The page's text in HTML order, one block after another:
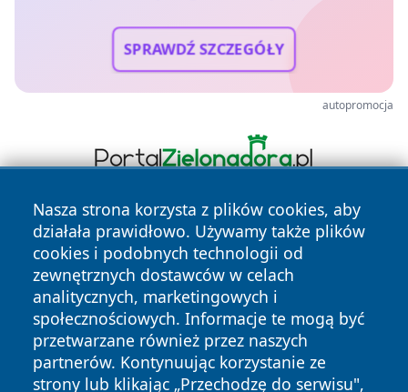
SPRAWDŹ SZCZEGÓŁY
autopromocja
Nasza strona korzysta z plików cookies, aby
działała prawidłowo. Używamy także plików
cookies i podobnych technologii od
zewnętrznych dostawców w celach
analitycznych, marketingowych i
społecznościowych. Informacje te mogą być
przetwarzane również przez naszych
partnerów. Kontynuując korzystanie ze
strony lub klikając „Przechodzę do serwisu",
Copyright © 2026 pulsbydgoszczy.pl Wszystkie prawa
zastrzeżone.